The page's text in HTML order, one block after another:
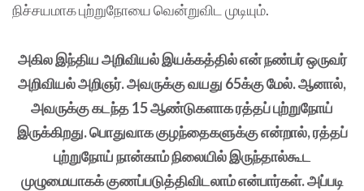
நிச்சயமாக புற்றுநோயை வென்றுவிட முடியும்.
அகில இந்திய அறிவியல் இயக்கத்தில் என் நண்பர் ஒருவர்
அறிவியல் அறிஞர். அவருக்கு வயது 65க்கு மேல். ஆனால்,
அவருக்கு கடந்த 15 ஆண்டுகளாக ரத்தப் புற்றுநோய்
இருக்கிறது. பொதுவாக குழந்தைகளுக்கு என்றால், ரத்தப்
புற்றுநோய் நான்காம் நிலையில் இருந்தால்கூட
முழுமையாகக் குணப்படுத்திவிடலாம் என்பார்கள். அப்படி